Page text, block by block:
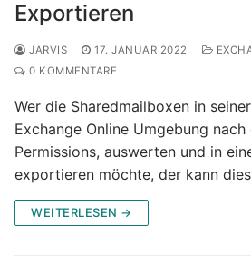
Exportieren
JARVIS 17. JANUAR 2022
0 KOMMENTARE
Wer die Sharedmailboxen in
Exchange Online Umgebung
Permissions, auswerten und in
exportieren möchte, der kann
WEITERLESEN →